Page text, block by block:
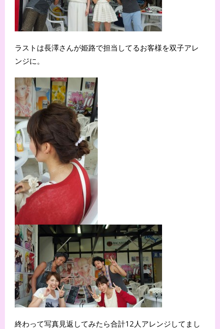
ラストは長澤さんが姫路で担当してるお客様を双子アレ
ンジに。
終わって写真見返してみたら合計12人アレンジしてまし